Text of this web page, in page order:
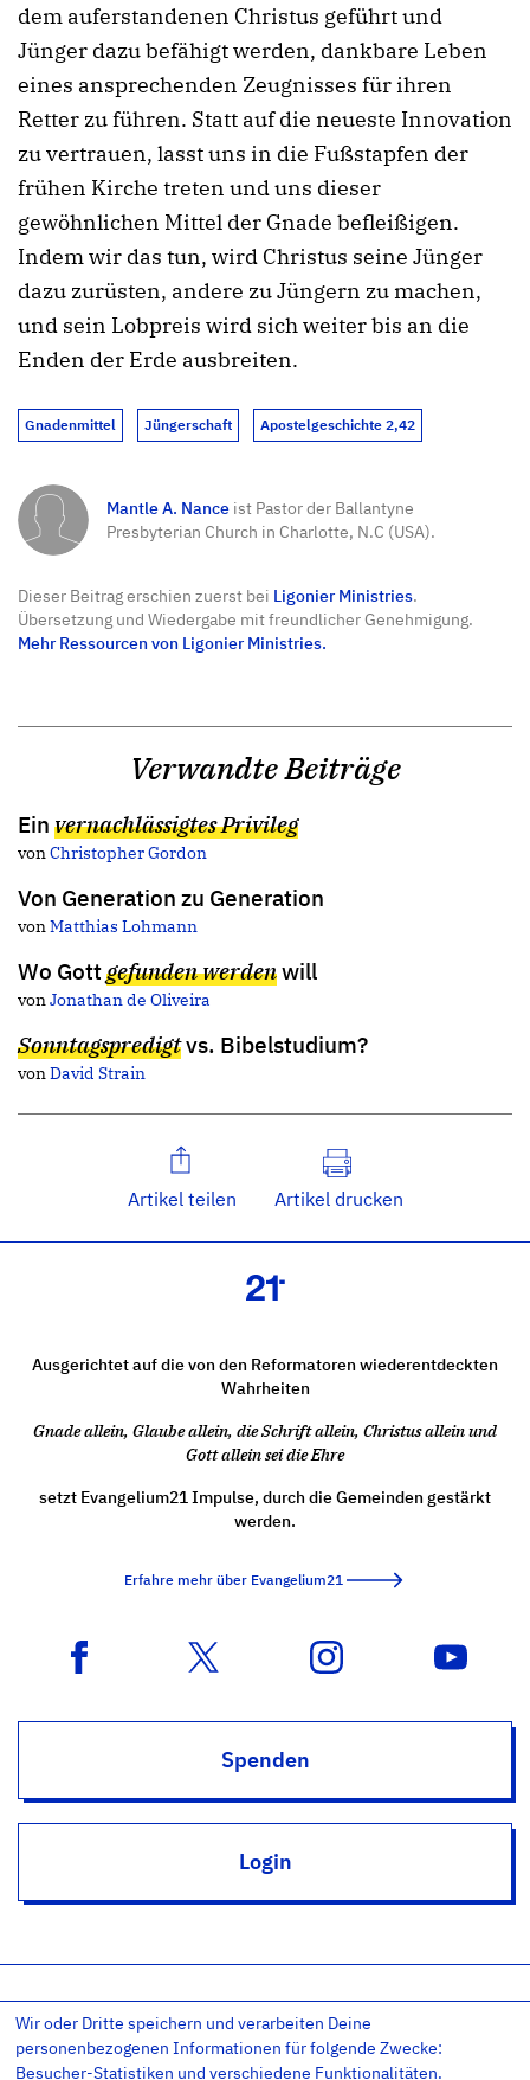
dem auferstandenen Christus geführt und
Jünger dazu befähigt werden, dankbare Leben
eines ansprechenden Zeugnisses für ihren
Retter zu führen. Statt auf die neueste Innovation
zu vertrauen, lasst uns in die Fußstapfen der
frühen Kirche treten und uns dieser
gewöhnlichen Mittel der Gnade befleißigen.
Indem wir das tun, wird Christus seine Jünger
dazu zurüsten, andere zu Jüngern zu machen,
und sein Lobpreis wird sich weiter bis an die
Enden der Erde ausbreiten.
Gnadenmittel Jüngerschaft Apostelgeschichte 2,42
Mantle A. Nance ist Pastor der Ballantyne
Presbyterian Church in Charlotte, N.C (USA).
Dieser Beitrag erschien zuerst bei Ligonier Ministries.
Übersetzung und Wiedergabe mit freundlicher Genehmigung.
Mehr Ressourcen von Ligonier Ministries.
Verwandte Beiträge
Ein vernachlässigtes Privileg
von Christopher Gordon
Von Generation zu Generation
von Matthias Lohmann
Wo Gottgefunden werdenwill
von Jonathan de Oliveira
Sonntagspredigtvs. Bibelstudium?
von David Strain
Artikel teilen Artikel drucken
Ausgerichtet auf die von den Reformatoren wiederentdeckten
Wahrheiten
Gnade allein, Glaube allein, die Schrift allein, Christus allein und
Gott allein sei die Ehre
setzt Evangelium21 Impulse, durch die Gemeinden gestärkt
werden.
Erfahre mehr über Evangelium21
Spenden
Login
Impressum Datenschutz
Datenschutz-Einstellungen
AGB
Kontakt RSS Newsletter
Wir oder Dritte speichern und verarbeiten Deine
personenbezogenen Informationen für folgende Zwecke:
Besucher-Statistiken und verschiedene Funktionalitäten.